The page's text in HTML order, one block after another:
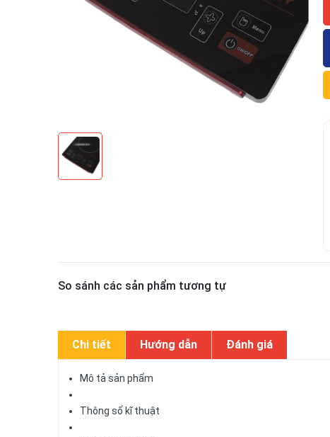
So sánh các sản phẩm tương tự
Chi tiết Hướng dẫn Đánh giá
Mô tả sản phẩm
Thông số kĩ thuật